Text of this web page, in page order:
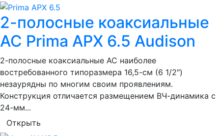
2-полосные коаксиальные
АС Prima APX 6.5 Audison
2-полосные коаксиальные АС наиболее
востребованного типоразмера 16,5-см (6 1/2″)
незаурядны по многим своим проявлениям.
Конструкция отличается размещением ВЧ-динамика с
24-мм...
Открыть